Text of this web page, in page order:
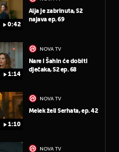
0:42
Alja je zabrinuta, S2
najava ep. 69
1:14
NOVA TV
Nare i Šahin će dobiti
dječaka, S2 ep. 68
1:10
NOVA TV
Melek želi Serhata, ep. 42
NOVA TV